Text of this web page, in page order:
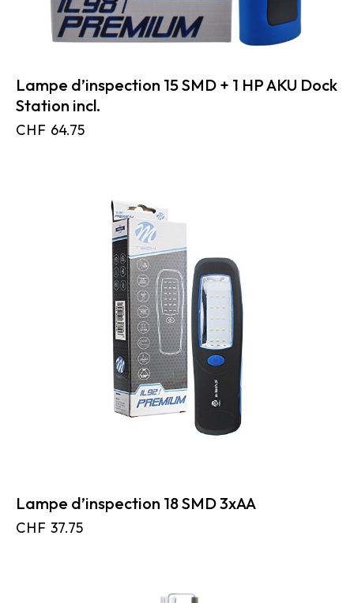
Lampe d’inspection 15 SMD + 1 HP AKU Dock
Station incl.
CHF 64.75
Lampe d’inspection 18 SMD 3xAA
CHF 37.75